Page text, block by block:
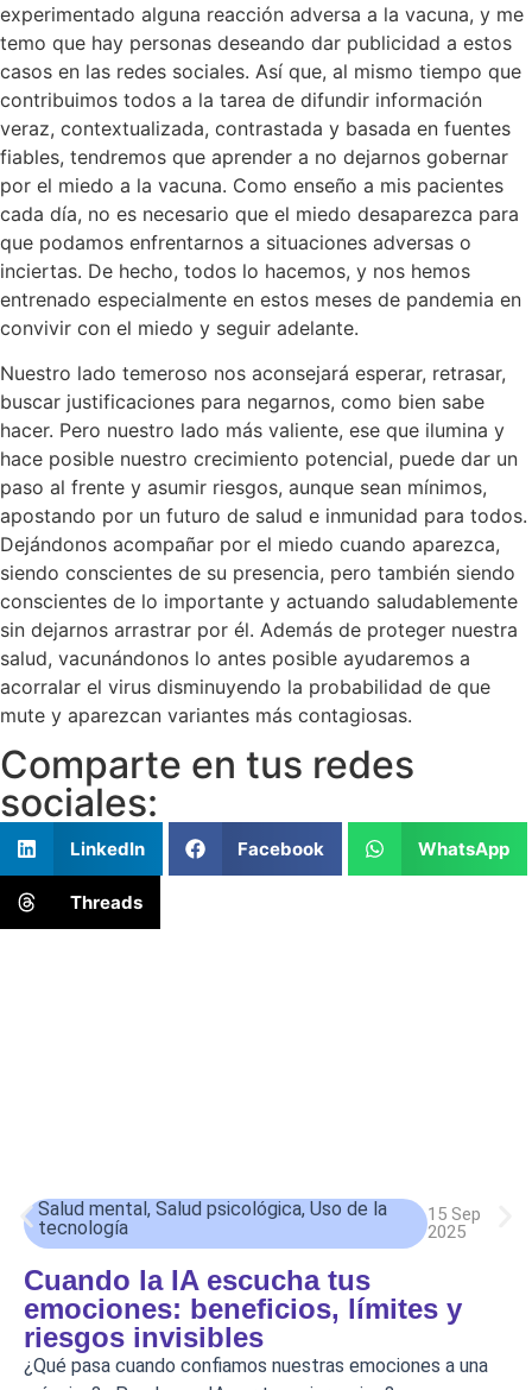
experimentado alguna reacción adversa a la vacuna, y me
temo que hay personas deseando dar publicidad a estos
casos en las redes sociales. Así que, al mismo tiempo que
contribuimos todos a la tarea de difundir información
veraz, contextualizada, contrastada y basada en fuentes
fiables, tendremos que aprender a no dejarnos gobernar
por el miedo a la vacuna. Como enseño a mis pacientes
cada día, no es necesario que el miedo desaparezca para
que podamos enfrentarnos a situaciones adversas o
inciertas. De hecho, todos lo hacemos, y nos hemos
entrenado especialmente en estos meses de pandemia en
convivir con el miedo y seguir adelante.
Nuestro lado temeroso nos aconsejará esperar, retrasar,
buscar justificaciones para negarnos, como bien sabe
hacer. Pero nuestro lado más valiente, ese que ilumina y
hace posible nuestro crecimiento potencial, puede dar un
paso al frente y asumir riesgos, aunque sean mínimos,
apostando por un futuro de salud e inmunidad para todos.
Dejándonos acompañar por el miedo cuando aparezca,
siendo conscientes de su presencia, pero también siendo
conscientes de lo importante y actuando saludablemente
sin dejarnos arrastrar por él. Además de proteger nuestra
salud, vacunándonos lo antes posible ayudaremos a
acorralar el virus disminuyendo la probabilidad de que
mute y aparezcan variantes más contagiosas.
Comparte en tus redes
sociales:
LinkedIn Facebook WhatsApp
Threads
Salud mental , Salud psicológica, Uso de la
tecnología
15 Sep
2025
Cuando la IA escucha tus
emociones: beneficios, límites y
riesgos invisibles
¿Qué pasa cuando confiamos nuestras emociones a una